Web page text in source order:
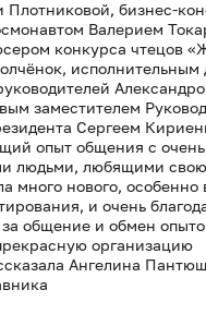
бизнес-
Валерием
конкурса чтецов
исполнительным
заместителем
Сергеем
опыт общения с очень
людьми, любящими свою
много нового, особенно
и очень
общение и обмен
организацию
Ангелина